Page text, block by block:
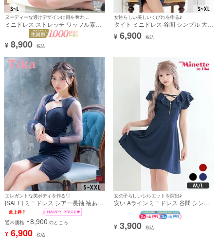
ヌーディーな透けデザインに目を奪われる♡
ミニドレス ストレッチ ワッフル素材
タイト 谷間 大人 ハイネック くびれ透
け ホルターネック ビジュー ネイビー
キャバドレス (黒崎みさ着用) [tk-
mdjj7645]
¥ 8,900 税込
女性らしい美しいくびれを作る♪
タイト ミニドレス 谷間 シンプル 大人
ノースリーブ ストレッチ くびれ透け
ワンカラー キャバドレス (MIYABI着
¥ 6,900 税込
エレガントな美ボディを作る♡
[SALE] ミニドレス シアー長袖 袖あり
ジップ 谷間カット タイト ネイビー
XXL キャバドレス (黒嵜菜々子着用)
[tk-md213874a]
通常価格 ¥8,900のところ
¥ 6,900 税込
女の子らしいシルエットを演出♪
安い Aラインミニドレス 谷間 シンプ
ル ストレッチ 半袖 ジップ ブラジャー
のまま (向葵まる着用)
¥ 3,900 税込